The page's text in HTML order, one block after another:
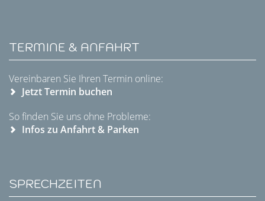
TERMINE & ANFAHRT
Vereinbaren Sie Ihren Termin online:
Jetzt Termin buchen
So finden Sie uns ohne Probleme:
Infos zu Anfahrt & Parken
SPRECHZEITEN